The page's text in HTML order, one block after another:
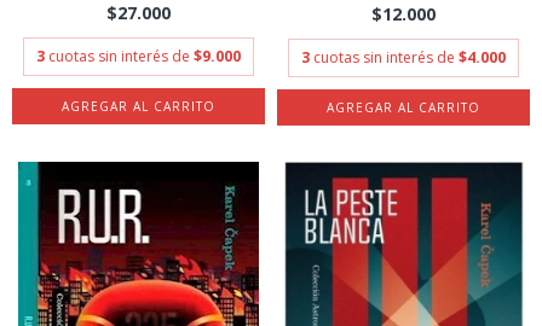
$27.000
3 cuotas sin interés de $9.000
$12.000
3 cuotas sin interés de $4.000